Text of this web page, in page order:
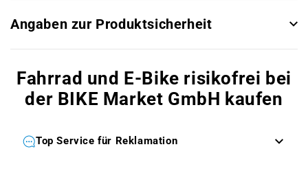
Angaben zur Produktsicherheit
Fahrrad und E-Bike risikofrei bei
der BIKE Market GmbH kaufen
Top Service für Reklamation